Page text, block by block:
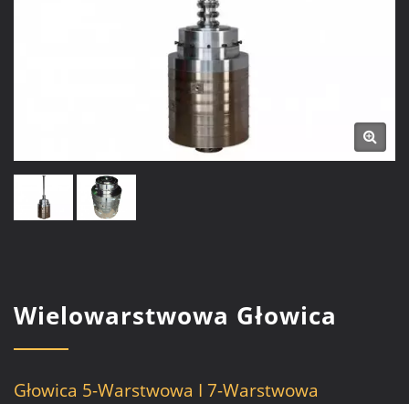
Wielowarstwowa Głowica
Głowica 5-Warstwowa I 7-Warstwowa